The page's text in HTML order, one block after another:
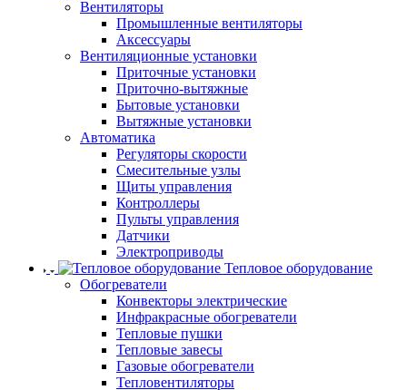
Вентиляторы
Промышленные вентиляторы
Аксессуары
Вентиляционные установки
Приточные установки
Приточно-вытяжные
Бытовые установки
Вытяжные установки
Автоматика
Регуляторы скорости
Смесительные узлы
Щиты управления
Контроллеры
Пульты управления
Датчики
Электроприводы
Тепловое оборудование
Обогреватели
Конвекторы электрические
Инфракрасные обогреватели
Тепловые пушки
Тепловые завесы
Газовые обогреватели
Тепловентиляторы